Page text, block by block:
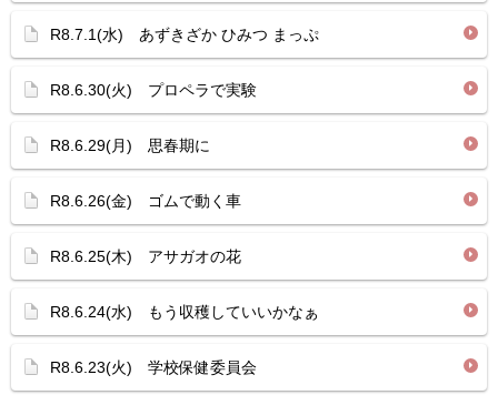
R8.7.1(水) あずきざか ひみつ まっぷ
R8.6.30(火) プロペラで実験
R8.6.29(月) 思春期に
R8.6.26(金) ゴムで動く車
R8.6.25(木) アサガオの花
R8.6.24(水) もう収穫していいかなぁ
R8.6.23(火) 学校保健委員会